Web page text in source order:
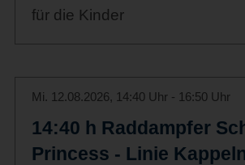
für die Kinder
Mi. 12.08.2026, 14:40 Uhr - 16:50 Uhr
14:40 h Raddampfer
Princess - Linie